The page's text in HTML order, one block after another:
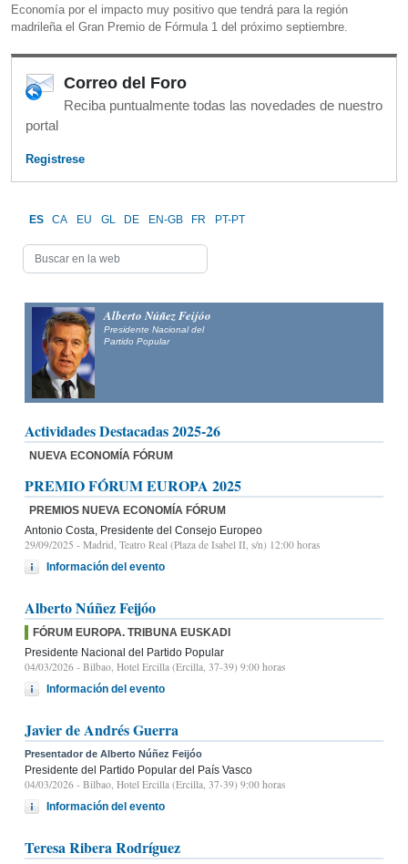
Economía por el impacto muy positivo que tendrá para la región
madrileña el Gran Premio de Fórmula 1 del próximo septiembre.
Correo del Foro
Reciba puntualmente todas las novedades de nuestro
portal
Registrese
ES CA EU GL DE EN-GB FR PT-PT
Alfonso Fernández
Mañueco
Presidente del Partido Popular de Castilla y León y candidato
a la Presidencia de la Junta de Castilla y León
Actividades Destacadas 2025-26
NUEVA ECONOMÍA FÓRUM
PREMIO FÓRUM EUROPA 2025
PREMIOS NUEVA ECONOMÍA FÓRUM
Antonio Costa, Presidente del Consejo Europeo
29/09/2025 - Madrid, Teatro Real (Plaza de Isabel II, s/n) 12:00 horas
Información del evento
Alberto Núñez Feijóo
FÓRUM EUROPA. TRIBUNA EUSKADI
Presidente Nacional del Partido Popular
04/03/2026 - Bilbao, Hotel Ercilla (Ercilla, 37-39) 9:00 horas
Información del evento
Javier de Andrés Guerra
Presentador de Alberto Núñez Feijóo
Presidente del Partido Popular del País Vasco
04/03/2026 - Bilbao, Hotel Ercilla (Ercilla, 37-39) 9:00 horas
Información del evento
Teresa Ribera Rodríguez